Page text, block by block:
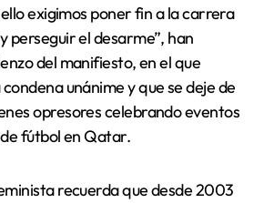
exigimos poner fin a la carrera
perseguir el desarme”, han
del manifiesto, en el que
unánime y que se deje de
opresores celebrando eventos
fútbol en Qatar.
recuerda que desde 2003